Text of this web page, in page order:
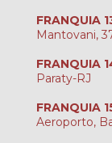
FRANQUIA
Mantovani,
FRANQUIA
Paraty-RJ
FRANQUIA
Aeroporto,